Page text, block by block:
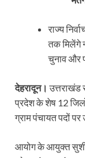
राज्य
तक मिलेंगे
चुनाव और
देहरादून। उत्तराखंड
प्रदेश के शेष 12
ग्राम पंचायत पदों
आयोग के आयुक्त